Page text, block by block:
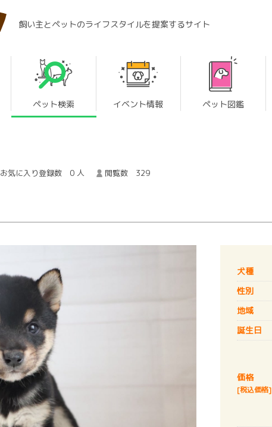
飼い主とペットのライフスタイルを提案するサイト
ペット検索 イベント情報 ペット図鑑
お気に入り登録数 0 人 閲覧数 329
犬種
性別
地域
誕生日
価格
[税込価格]